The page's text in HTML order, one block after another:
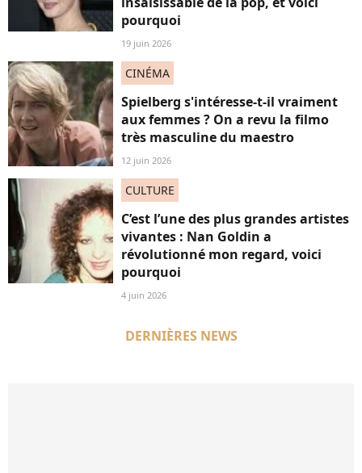
pourquoi
19 juin 2026
CINÉMA
Spielberg s'intéresse-t-il vraiment
aux femmes ? On a revu la filmo
très masculine du maestro
12 juin 2026
CULTURE
C’est l’une des plus grandes artistes
vivantes : Nan Goldin a
révolutionné mon regard, voici
pourquoi
4 juin 2026
DERNIÈRES NEWS